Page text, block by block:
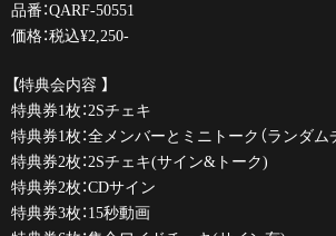
品番：QARF-50551
価格：税込¥2,250-
【特典会内容 】
特典券1枚：2Sチェキ
特典券1枚：全メンバーとミニトーク（ランダ
特典券2枚：2Sチェキ(サイン&トーク)
特典券2枚：CDサイン
特典券3枚：15秒動画